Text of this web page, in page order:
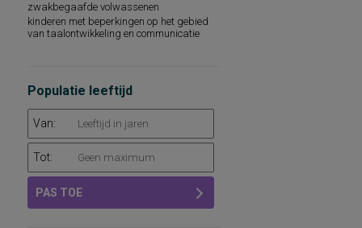
zwakbegaafde volwassenen
kinderen met beperkingen op het gebied
van taalontwikkeling en communicatie
Populatie leeftijd
Van:
Tot:
PAS TOE